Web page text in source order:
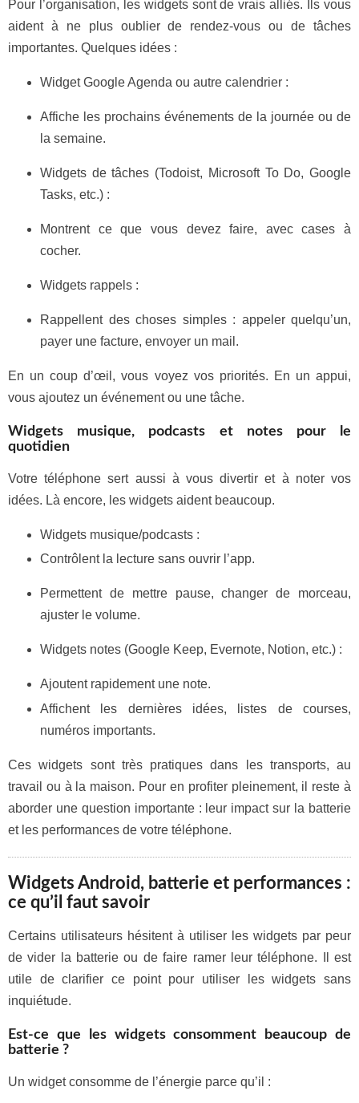
Pour l’organisation, les widgets sont de vrais alliés. Ils vous
aident à ne plus oublier de rendez-vous ou de tâches
importantes. Quelques idées :
Widget Google Agenda ou autre calendrier :
Affiche les prochains événements de la journée ou de
la semaine.
Widgets de tâches (Todoist, Microsoft To Do, Google
Tasks, etc.) :
Montrent ce que vous devez faire, avec cases à
cocher.
Widgets rappels :
Rappellent des choses simples : appeler quelqu’un,
payer une facture, envoyer un mail.
En un coup d’œil, vous voyez vos priorités. En un appui,
vous ajoutez un événement ou une tâche.
Widgets musique, podcasts et notes pour le
quotidien
Votre téléphone sert aussi à vous divertir et à noter vos
idées. Là encore, les widgets aident beaucoup.
Widgets musique/podcasts :
Contrôlent la lecture sans ouvrir l’app.
Permettent de mettre pause, changer de morceau,
ajuster le volume.
Widgets notes (Google Keep, Evernote, Notion, etc.) :
Ajoutent rapidement une note.
Affichent les dernières idées, listes de courses,
numéros importants.
Ces widgets sont très pratiques dans les transports, au
travail ou à la maison. Pour en profiter pleinement, il reste à
aborder une question importante : leur impact sur la batterie
et les performances de votre téléphone.
Widgets Android, batterie et performances :
ce qu’il faut savoir
Certains utilisateurs hésitent à utiliser les widgets par peur
de vider la batterie ou de faire ramer leur téléphone. Il est
utile de clarifier ce point pour utiliser les widgets sans
inquiétude.
Est-ce que les widgets consomment beaucoup de
batterie ?
Un widget consomme de l’énergie parce qu’il :